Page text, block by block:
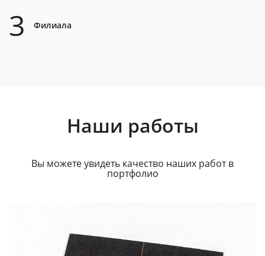
3 Филиала
Наши работы
Вы можете увидеть качество наших работ в
портфолио